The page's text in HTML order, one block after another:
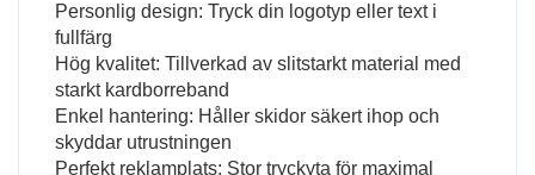
Personlig design: Tryck din logotyp eller text i
fullfärg
Hög kvalitet: Tillverkad av slitstarkt material med
starkt kardborreband
Enkel hantering: Håller skidor säkert ihop och
skyddar utrustningen
Perfekt reklamplats: Stor tryckyta för maximal